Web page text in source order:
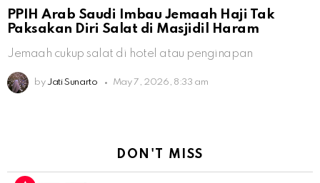
PPIH Arab Saudi Imbau Jemaah Haji Tak
Paksakan Diri Salat di Masjidil Haram
Jemaah cukup salat di hotel atau penginapan
by Jati Sunarto May 7, 2026, 8:33 am
DON'T MISS